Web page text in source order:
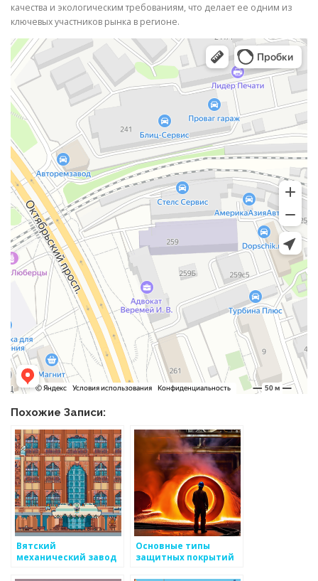
качества и экологическим требованиям, что делает ее одним из
ключевых участников рынка в регионе.
Похожие Записи:
Вятский
механический завод
Основные типы
защитных покрытий